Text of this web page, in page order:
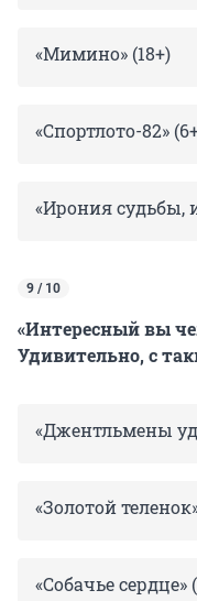
«Мимино» (18+)
«Спортлото-82»
«Ирония судьбы,
9 / 10
«Интересный вы
Удивительно, с
«Джентльмены
«Золотой
«Собачье сердце»